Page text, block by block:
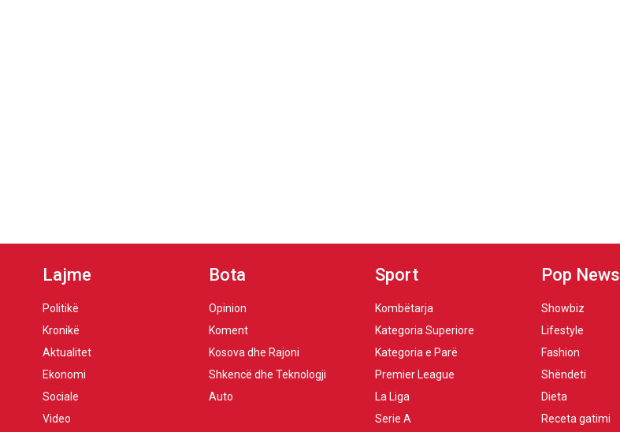
Lajme
Politikë
Kronikë
Aktualitet
Ekonomi
Sociale
Video
Bota
Opinion
Koment
Kosova dhe Rajoni
Shkencë dhe Teknologji
Auto
Sport
Kombëtarja
Kategoria Superiore
Kategoria e Parë
Premier League
La Liga
Serie A
Pop News
Showbiz
Lifestyle
Fashion
Shëndeti
Dieta
Receta gatimi